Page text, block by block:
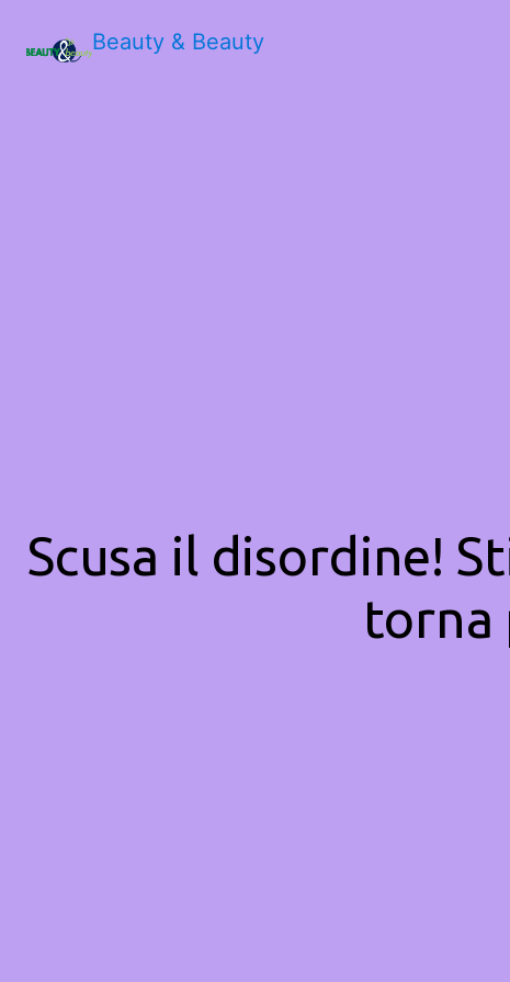
Beauty & Beauty
Scusa il disordine!
torna